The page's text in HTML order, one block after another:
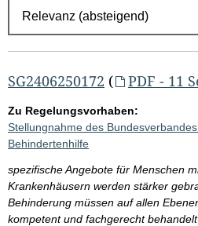
g
e
b
n
i
s
s
e
p
SG2406250172 ( PDF - 11
Zu Regelungsvorhaben:
Stellungnahme des
Behindertenhilfe
spezifische Angebote für Menschen
Krankenhäusern werden stärker
Behinderung müssen auf allen
kompetent und fachgerecht